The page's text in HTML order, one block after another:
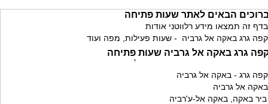
הבאים לאתר שעות פתיחה
בדף זה תמצאו מידע רלווטני אודות
קפה גרג באקה אל גרביה - שעות פעילות, מפה ועוד
גרג באקה אל גרביה שעות פתיחה
`
קפה גרג - באקה אל גרביה
באקה אל גרביה
ביר באקה, באקה אל-ע'רביה